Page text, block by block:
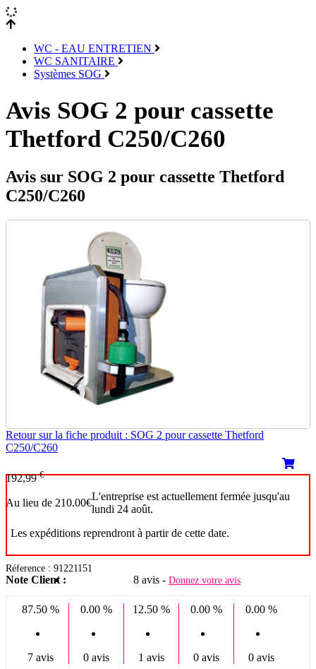
WC - EAU ENTRETIEN
WC SANITAIRE
Systèmes SOG
Avis SOG 2 pour cassette
Thetford C250/C260
Avis sur SOG 2 pour cassette Thetford
C250/C260
Retour sur la fiche produit : SOG 2 pour cassette Thetford
C250/C260
192,99€
Au lieu de 210.00€L'entreprise est actuellement fermée jusqu'au
lundi 24 août.
Les expéditions reprendront à partir de cette date.
Réference : 91221151
Note Client : 8 avis - Donnez votre avis
87.50 %
7 avis
0.00 %
0 avis
12.50 %
1 avis
0.00 %
0 avis
0.00 %
0 avis